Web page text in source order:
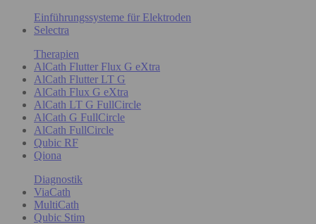
Einführungssysteme für Elektroden
Selectra
Therapien
AlCath Flutter Flux G eXtra
AlCath Flutter LT G
AlCath Flux G eXtra
AlCath LT G FullCircle
AlCath G FullCircle
AlCath FullCircle
Qubic RF
Qiona
Diagnostik
ViaCath
MultiCath
Qubic Stim